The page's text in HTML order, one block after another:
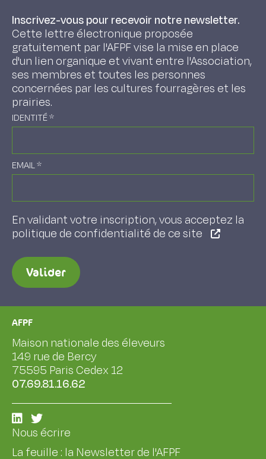
Inscrivez-vous pour recevoir notre newsletter.
Cette lettre électronique proposée
gratuitement par l'AFPF vise la mise en place
d'un lien organique et vivant entre l'Association,
ses membres et toutes les personnes
concernées par les cultures fourragères et les
prairies.
IDENTITÉ*
EMAIL*
En validant votre inscription, vous acceptez la
politique de confidentialité de ce site
Valider
AFPF
Maison nationale des éleveurs
149 rue de Bercy
75595 Paris Cedex 12
07.69.81.16.62
Nous écrire
La feuille : la Newsletter de l'AFPF